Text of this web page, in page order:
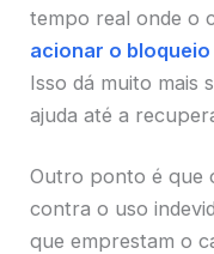
tempo real onde o
acionar o
Isso dá muito mais
ajuda até a
Outro ponto é que
contra o uso
que emprestam o